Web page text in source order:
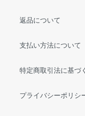
返品について
支払い方法について
特定商取引法に基づ
プライバシーポリシ